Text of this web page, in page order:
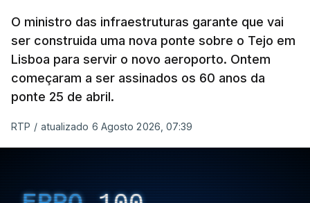
O ministro das infraestruturas garante que vai
ser construida uma nova ponte sobre o Tejo em
Lisboa para servir o novo aeroporto. Ontem
começaram a ser assinados os 60 anos da
ponte 25 de abril.
RTP / atualizado 6 Agosto 2026, 07:39